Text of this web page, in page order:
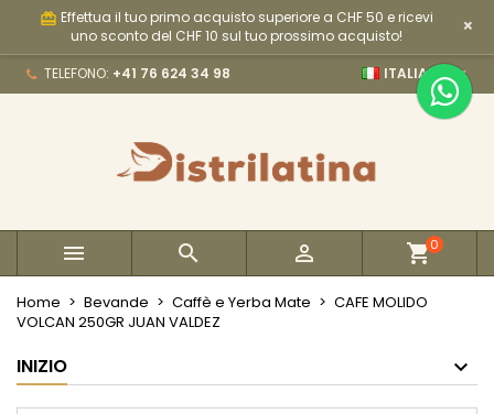
card_giftcard Effettua il tuo primo acquisto superiore a CHF 50 e ricevi
uno sconto del CHF 10 sul tuo prossimo acquisto!
×
TELEFONO: +41 76 624 34 98 ITALIANO 
   0
Home Bevande Caffè e Yerba Mate
CAFE MOLIDO
VOLCAN 250GR JUAN VALDEZ
INIZIO
My wishlists ×
add_circle_outline Create new list
Crea lista dei desideri ×
Accedi ×
Devi avere effettuato l'accesso per salvare dei
Annulla